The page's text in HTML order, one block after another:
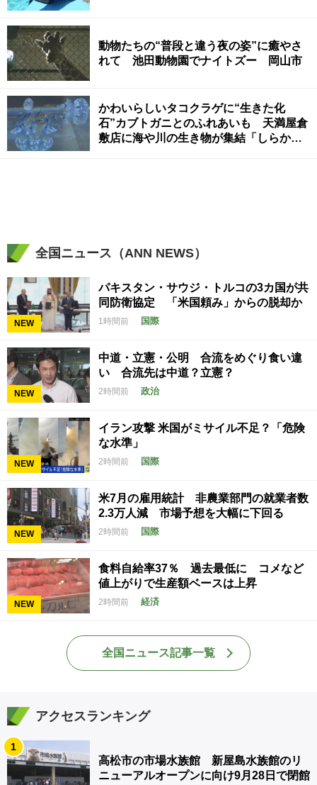
動物たちの“普段と違う夜の姿”に癒やさ
れて 池田動物園でナイトズー 岡山市
かわいらしいタコクラゲに“生きた化
石”カブトガニとのふれあいも 天満屋倉
敷店に海や川の生き物が集結「しらかべ
全国ニュース（ANN NEWS）
NEW
パキスタン・サウジ・トルコの3カ国が共
同防衛協定 「米国頼み」からの脱却か
1時間前 国際
NEW
中道・立憲・公明 合流をめぐり食い違
い 合流先は中道？立憲？
2時間前 政治
NEW
イラン攻撃 米国がミサイル不足？「危険
な水準」
2時間前 国際
NEW
米7月の雇用統計 非農業部門の就業者数
2.3万人減 市場予想を大幅に下回る
2時間前 国際
NEW
食料自給率37％ 過去最低に コメなど
値上がりで生産額ベースは上昇
2時間前 経済
全国ニュース記事一覧
アクセスランキング
1
高松市の市場水族館 新屋島水族館のリ
ニューアルオープンに向け9月28日で閉館